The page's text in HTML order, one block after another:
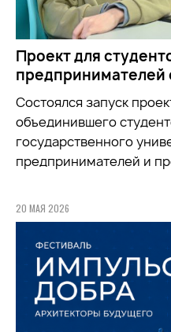
Проект для
предпринимателей
Состоялся запуск
объединившего
государственного
предпринимателей и
20 МАЯ 2026